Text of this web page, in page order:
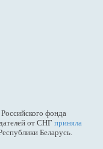
фонда
от СНГ приняла
Беларусь.